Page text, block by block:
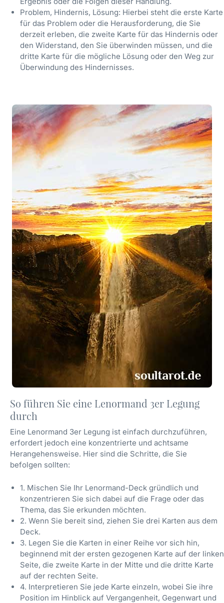
Problem, Hindernis, Lösung: Hierbei steht die erste Karte
für das Problem oder die Herausforderung, die Sie
derzeit erleben, die zweite Karte für das Hindernis oder
den Widerstand, den Sie überwinden müssen, und die
dritte Karte für die mögliche Lösung oder den Weg zur
Überwindung des Hindernisses.
So führen Sie eine Lenormand 3er Legung
durch
Eine Lenormand 3er Legung ist einfach durchzuführen,
erfordert jedoch eine konzentrierte und achtsame
Herangehensweise. Hier sind die Schritte, die Sie
befolgen sollten:
1. Mischen Sie Ihr Lenormand-Deck gründlich und
konzentrieren Sie sich dabei auf die Frage oder das
Thema, das Sie erkunden möchten.
2. Wenn Sie bereit sind, ziehen Sie drei Karten aus dem
Deck.
3. Legen Sie die Karten in einer Reihe vor sich hin,
beginnend mit der ersten gezogenen Karte auf der linken
Seite, die zweite Karte in der Mitte und die dritte Karte
auf der rechten Seite.
4. Interpretieren Sie jede Karte einzeln, wobei Sie ihre
Position im Hinblick auf Vergangenheit, Gegenwart und